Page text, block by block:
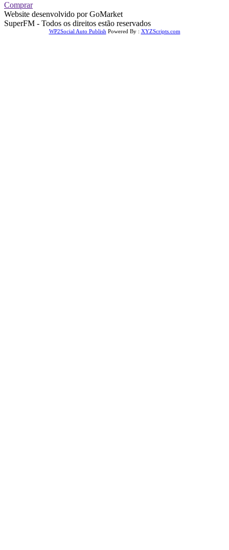
Comprar
Website desenvolvido por GoMarket
SuperFM - Todos os direitos estão reservados
WP2Social Auto Publish Powered By : XYZScripts.com